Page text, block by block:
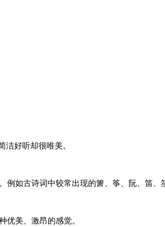
洁好听却很唯美。
例如古诗词中较常出现的箫、筝、阮、笛、
优美、激昂的感觉。